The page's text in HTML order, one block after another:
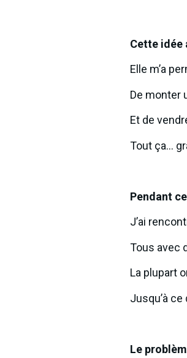
Cette idée
Elle m’a
De monter
Et de
Tout ça…
Pendant
J’ai
Tous avec
La plupart
Jusqu’à
Le